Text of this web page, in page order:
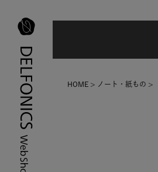
HOME ノート・紙もの